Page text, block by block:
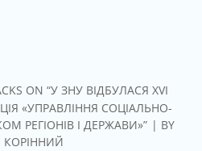
ON “У ЗНУ ВІДБУЛАСЯ XVI
«УПРАВЛІННЯ СОЦІАЛЬНО-
РЕГІОНІВ І ДЕРЖАВИ»”
BY
КОРІННИЙ